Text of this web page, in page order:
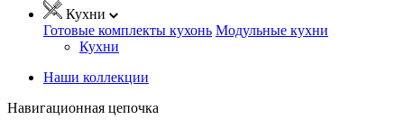
Кухни
Готовые комплекты кухонь Модульные кухни
Кухни
Наши коллекции
Навигационная цепочка